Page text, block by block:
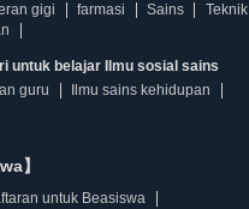
gigi
farmasi Sains
Teknik
untuk belajar Ilmu sosial sains
guru
Ilmu sains kehidupan
】
untuk Beasiswa